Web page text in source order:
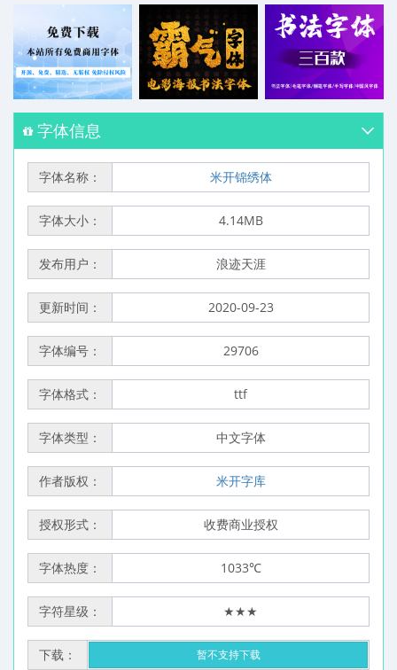
字体信息
字体名称： 米开锦绣体
字体大小： 4.14MB
发布用户： 浪迹天涯
更新时间： 2020-09-23
字体编号： 29706
字体格式： ttf
字体类型： 中文字体
作者版权： 米开字库
授权形式： 收费商业授权
字体热度： 1033℃
字符星级： ★★★
下载： 暂不支持下载